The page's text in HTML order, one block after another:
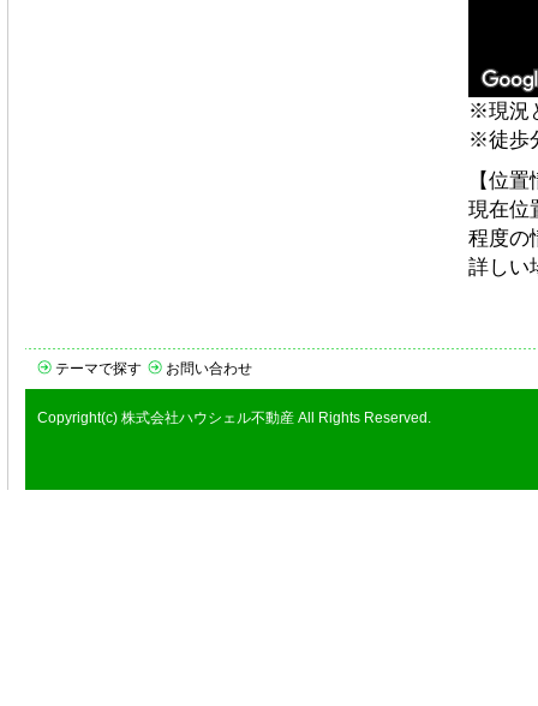
※現況
※徒歩
【位
現在位
程度の
詳しい
テーマで探す お問い合わせ
Copyright(c) 株式会社ハウシェル不動産 All Rights Reserved.